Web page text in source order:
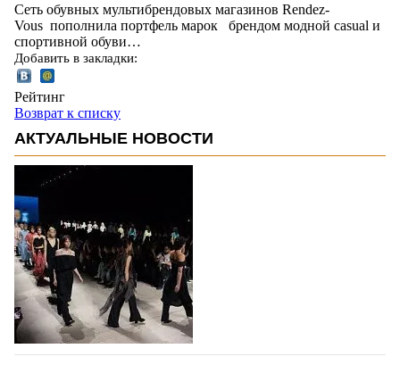
Сеть обувных мультибрендовых магазинов Rendez-
Vous пополнила портфель марок брендом модной casual и
спортивной обуви…
Добавить в закладки:
Рейтинг
Возврат к списку
АКТУАЛЬНЫЕ НОВОСТИ